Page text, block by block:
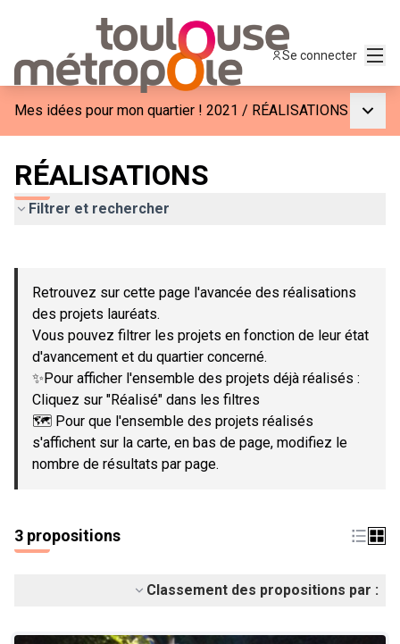
Se connecter
Mes idées pour mon quartier ! 2021 / RÉALISATIONS
RÉALISATIONS
Filtrer et rechercher
−
Retrouvez sur cette page l'avancée des réalisations
des projets lauréats.
Vous pouvez filtrer les projets en fonction de leur état
d'avancement et du quartier concerné.
✨Pour afficher l'ensemble des projets déjà réalisés :
Cliquez sur "Réalisé" dans les filtres
🗺️ Pour que l'ensemble des projets réalisés
s'affichent sur la carte, en bas de page, modifiez le
nombre de résultats par page.
3 propositions
Classement des propositions par :